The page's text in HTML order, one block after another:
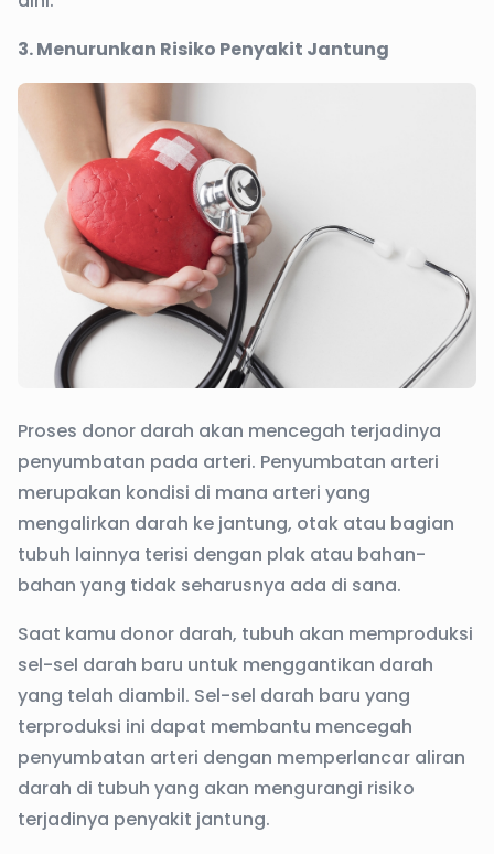
3. Menurunkan Risiko Penyakit Jantung
Proses donor darah akan mencegah terjadinya
penyumbatan pada arteri. Penyumbatan arteri
merupakan kondisi di mana arteri yang
mengalirkan darah ke jantung, otak atau bagian
tubuh lainnya terisi dengan plak atau bahan-
bahan yang tidak seharusnya ada di sana.
Saat kamu donor darah, tubuh akan memproduksi
sel-sel darah baru untuk menggantikan darah
yang telah diambil. Sel-sel darah baru yang
terproduksi ini dapat membantu mencegah
penyumbatan arteri dengan memperlancar aliran
darah di tubuh yang akan mengurangi risiko
terjadinya penyakit jantung.